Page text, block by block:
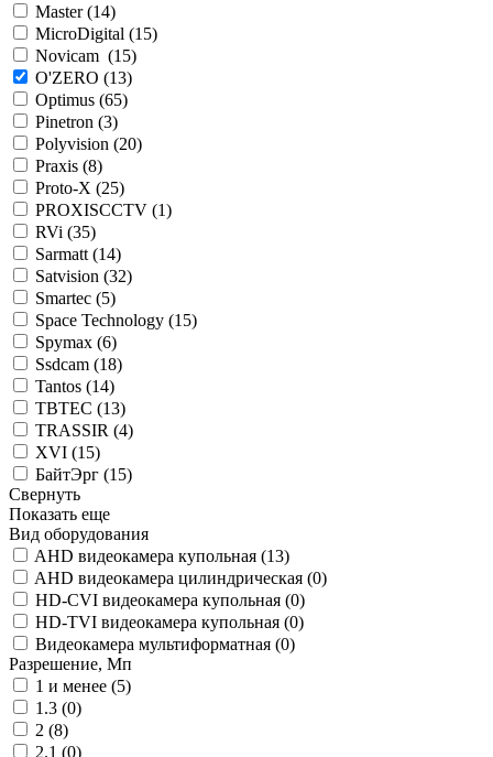
Master (14)
MicroDigital (15)
Novicam (15)
O'ZERO (13)
Optimus (65)
Pinetron (3)
Polyvision (20)
Praxis (8)
Proto-X (25)
PROXISCCTV (1)
RVi (35)
Sarmatt (14)
Satvision (32)
Smartec (5)
Space Technology (15)
Spymax (6)
Ssdcam (18)
Tantos (14)
TBTEC (13)
TRASSIR (4)
XVI (15)
БайтЭрг (15)
Свернуть
Показать еще
Вид оборудования
AHD видеокамера купольная (13)
AHD видеокамера цилиндрическая (0)
HD-CVI видеокамера купольная (0)
HD-TVI видеокамера купольная (0)
Видеокамера мультиформатная (0)
Разрешение, Мп
1 и менее (5)
1.3 (0)
2 (8)
2.1 (0)